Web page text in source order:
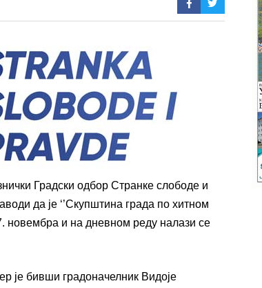
Градски одбор Странке слободе и
да је ‘’Скупштина града по хитном
новембра и на дневном реду налази се
је бивши градоначелник Видоје